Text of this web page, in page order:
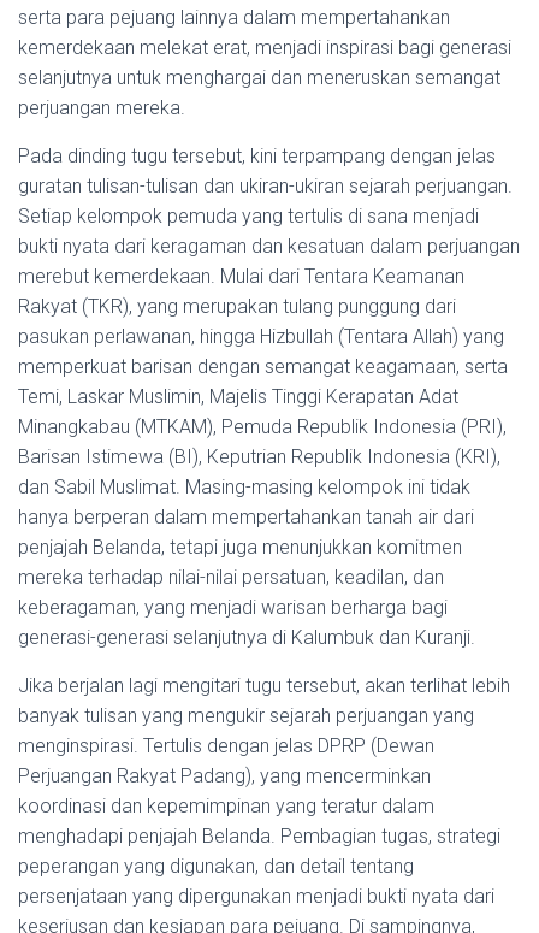
serta para pejuang lainnya dalam mempertahankan
kemerdekaan melekat erat, menjadi inspirasi bagi generasi
selanjutnya untuk menghargai dan meneruskan semangat
perjuangan mereka.
Pada dinding tugu tersebut, kini terpampang dengan jelas
guratan tulisan-tulisan dan ukiran-ukiran sejarah perjuangan.
Setiap kelompok pemuda yang tertulis di sana menjadi
bukti nyata dari keragaman dan kesatuan dalam perjuangan
merebut kemerdekaan. Mulai dari Tentara Keamanan
Rakyat (TKR), yang merupakan tulang punggung dari
pasukan perlawanan, hingga Hizbullah (Tentara Allah) yang
memperkuat barisan dengan semangat keagamaan, serta
Temi, Laskar Muslimin, Majelis Tinggi Kerapatan Adat
Minangkabau (MTKAM), Pemuda Republik Indonesia (PRI),
Barisan Istimewa (BI), Keputrian Republik Indonesia (KRI),
dan Sabil Muslimat. Masing-masing kelompok ini tidak
hanya berperan dalam mempertahankan tanah air dari
penjajah Belanda, tetapi juga menunjukkan komitmen
mereka terhadap nilai-nilai persatuan, keadilan, dan
keberagaman, yang menjadi warisan berharga bagi
generasi-generasi selanjutnya di Kalumbuk dan Kuranji.
Jika berjalan lagi mengitari tugu tersebut, akan terlihat lebih
banyak tulisan yang mengukir sejarah perjuangan yang
menginspirasi. Tertulis dengan jelas DPRP (Dewan
Perjuangan Rakyat Padang), yang mencerminkan
koordinasi dan kepemimpinan yang teratur dalam
menghadapi penjajah Belanda. Pembagian tugas, strategi
peperangan yang digunakan, dan detail tentang
persenjataan yang dipergunakan menjadi bukti nyata dari
keseriusan dan kesiapan para pejuang. Di sampingnya,